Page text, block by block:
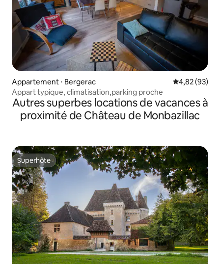
Appartement ⋅ Bergerac Évaluation
4,82 (93)
Appart typique, climatisation,parking proche
Autres superbes locations de vacances à
proximité de Château de Monbazillac
Superhôte
Superhôte